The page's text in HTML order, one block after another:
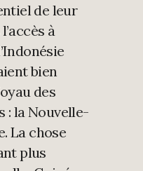
de leur
à
bien
des
: la Nouvelle-
La chose
plus